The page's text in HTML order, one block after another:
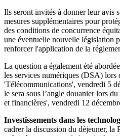
Ils seront invités à donner leur avis
mesures supplémentaires pour
des conditions de concurrence
une éventuelle nouvelle législation
renforcer l'application de la
La question a également été
les services numériques (DSA) lors
'Télécommunications', vendredi 5
le sera sous l’angle douanier lors
et financières', vendredi 12
Investissements dans les
cadrer la discussion du déjeuner, la